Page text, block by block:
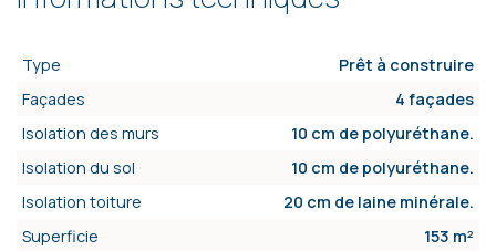
Type
Prêt à construire
Façades
4 façades
Isolation des murs
10 cm de polyuréthane.
Isolation du sol
10 cm de polyuréthane.
Isolation toiture
20 cm de laine minérale.
Superficie
153 m²